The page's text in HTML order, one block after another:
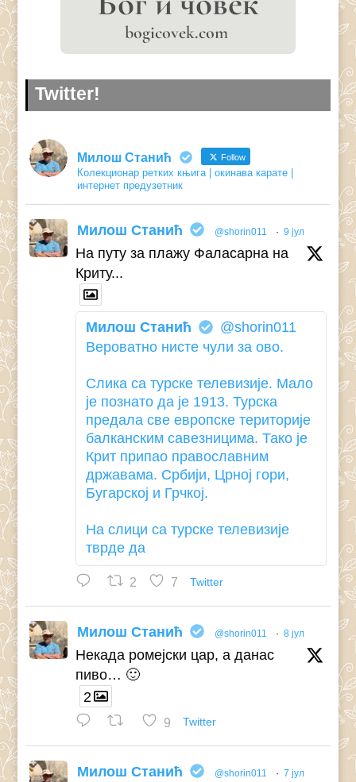
Twitter!
Милош Станић Follow
Колекционар ретких књига | окинава карате |
интернет предузетник
Милош Станић @shorin011 · 9 јул
На путу за плажу Фаласарна на
Криту...
Милош Станић
@shorin011
Вероватно нисте чули за ово.
Слика са турске телевизије. Мало
је познато да је 1913. Турска
предала све европске територије
балканским савезницима. Тако је
Крит припао православним
државама. Србији, Црној гори,
Бугарској и Грчкој.
На слици са турске телевизије
тврде да
2 7 Twitter
Милош Станић @shorin011 · 8 јул
Некада ромејски цар, а данас
пиво… 🙂
2
9 Twitter
Милош Станић @shorin011 · 7 јул